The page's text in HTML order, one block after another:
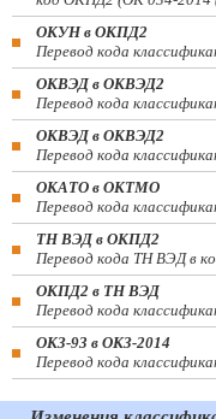
ОКУН в ОКПД2
Перевод кода
ОКВЭД в ОКВЭД2
Перевод кода
ОКВЭД в ОКВЭД2
Перевод кода
ОКАТО в ОКТМО
Перевод кода
ТН ВЭД в ОКПД2
Перевод кода ТН ВЭД в
ОКПД2 в ТН ВЭД
Перевод кода
ОКЗ-93 в ОКЗ-2014
Перевод кода